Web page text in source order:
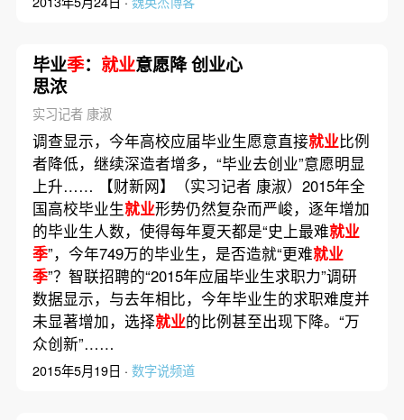
毕业季： 就业意愿降 创业心
思浓
实习记者 康淑
调查显示，今年高校应届毕业生愿意直接就业比例
者降低，继续深造者增多，“毕业去创业”意愿明显
上升…… 【财新网】（实习记者 康淑）2015年全
国高校毕业生就业形势仍然复杂而严峻，逐年增加
的毕业生人数，使得每年夏天都是“史上最难就业
季”，今年749万的毕业生，是否造就“更难就业
季”？智联招聘的“2015年应届毕业生求职力”调研
数据显示，与去年相比，今年毕业生的求职难度并
未显著增加，选择就业的比例甚至出现下降。“万
众创新”……
2015年5月19日 · 数字说频道